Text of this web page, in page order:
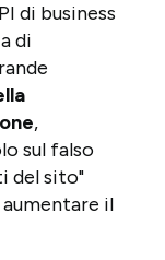
di business
di
,
sul falso
del sito"
il